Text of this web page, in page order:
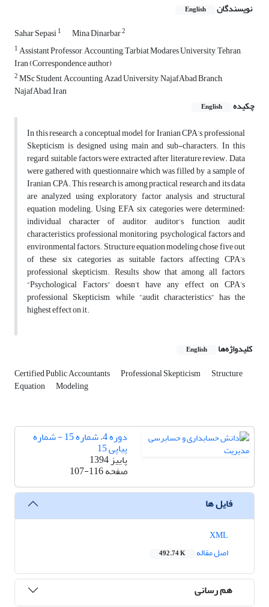
نویسندگان English
Sahar Sepasi1 Mina Dinarbar2
1Assistant Professor, Accounting, Tarbiat Modares University, Tehran,
Iran (Correspondence author)
2MSc Student, Accounting, Azad University, NajafAbad Branch,
NajafAbad, Iran
چکیده
English
In this research, a conceptual model for Iranian CPA’s professional
Skepticism is designed using main and sub-characters. In this
regard, suitable factors were extracted after literature review. Data
were gathered with questionnaire which was filled by a sample of
Iranian CPA. This research is among practical research and its data
are analyzed using exploratory factor analysis and structural
equation modeling. Using EFA six categories were determined:
individual character of auditor, auditor’s function, audit
characteristics, professional monitoring, psychological factors and
environmental factors. Structure equation modeling chose five out
of these six categories as suitable factors affecting CPA’s
professional skepticism. Results show that among all factors,
“Psychological Factors” doesn’t have any effect on CPA’s
professional Skepticism, while “audit characteristics” has the
highest effect on it.
کلیدواژه‌ها English
Certified Public Accountants Professional Skepticism Structure
Equation Modeling
دوره 4، شماره 15 - شماره
پیاپی 15
پاییز 1394
صفحه107-116
فایل ها
اصل مقاله
492.74 K
هم رسانی